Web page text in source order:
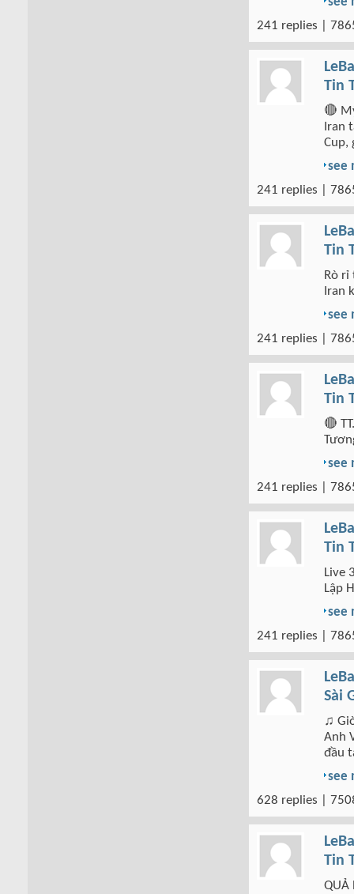
241 replies |
Tin
🔴
Iran
Cup,
see
241 replies |
Tin
Rò rỉ
Iran
see
241 replies |
Tin
🔴
see
241 replies |
Tin
Live
Lập
see
241 replies |
Sài
♫
Anh
đầu
see
628 replies |
Tin
QUẢ